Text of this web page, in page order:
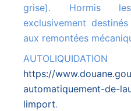
grise). Hormis
exclusivement
aux remontées
https://
automatiquement-de-
limport.